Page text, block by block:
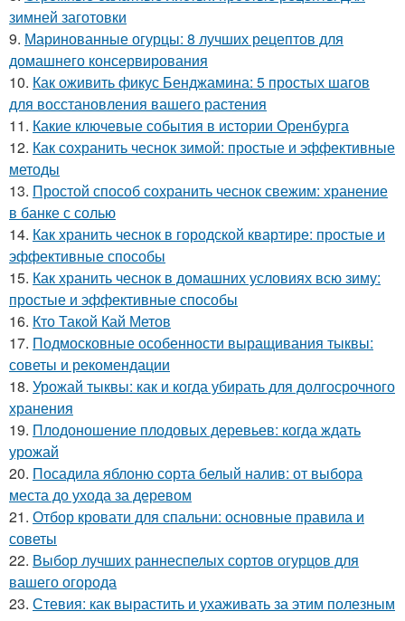
зимней заготовки
9. Маринованные огурцы: 8 лучших рецептов для
домашнего консервирования
10. Как оживить фикус Бенджамина: 5 простых шагов
для восстановления вашего растения
11. Какие ключевые события в истории Оренбурга
12. Как сохранить чеснок зимой: простые и эффективные
методы
13. Простой способ сохранить чеснок свежим: хранение
в банке с солью
14. Как хранить чеснок в городской квартире: простые и
эффективные способы
15. Как хранить чеснок в домашних условиях всю зиму:
простые и эффективные способы
16. Кто Такой Кай Метов
17. Подмосковные особенности выращивания тыквы:
советы и рекомендации
18. Урожай тыквы: как и когда убирать для долгосрочного
хранения
19. Плодоношение плодовых деревьев: когда ждать
урожай
20. Посадила яблоню сорта белый налив: от выбора
места до ухода за деревом
21. Отбор кровати для спальни: основные правила и
советы
22. Выбор лучших раннеспелых сортов огурцов для
вашего огорода
23. Стевия: как вырастить и ухаживать за этим полезным